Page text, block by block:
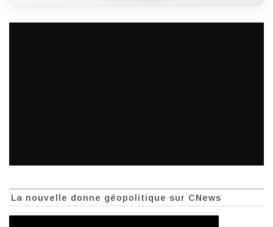
La nouvelle donne géopolitique sur CNews